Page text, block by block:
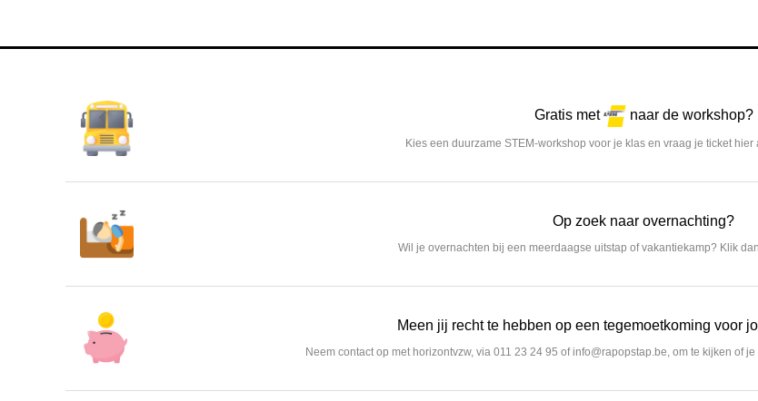
Gratis met naar de workshop?
Kies een duurzame STEM-workshop voor je klas en vraag je ticket
Op zoek naar overnachting?
Wil je overnachten bij een meerdaagse uitstap of vakantiekamp? Klik
Meen jij recht te hebben op een tegemoetkoming voor
Neem contact op met horizontvzw, via 011 23 24 95 of info@rapopstap.be, om te kijken of